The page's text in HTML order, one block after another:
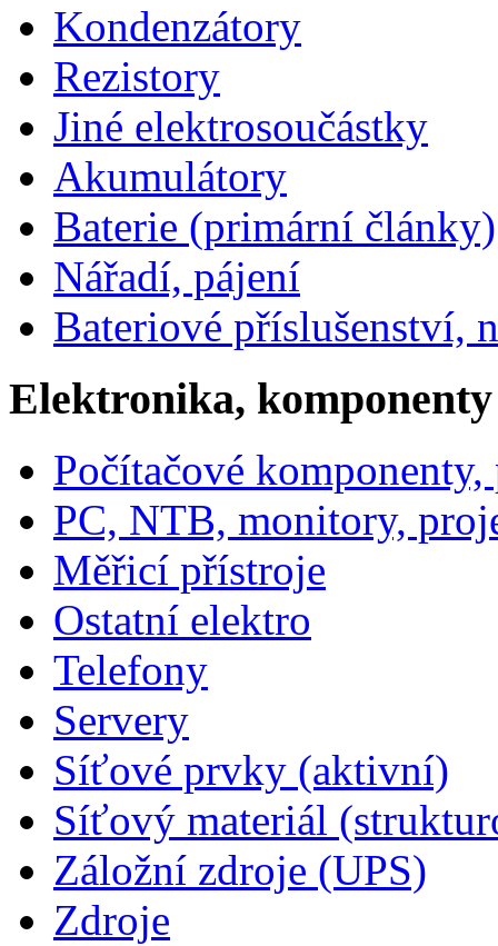
Kondenzátory
Rezistory
Jiné elektrosoučástky
Akumulátory
Baterie (primární články)
Nářadí, pájení
Bateriové příslušenství,
Elektronika, komponenty
Počítačové
PC, NTB, monitory,
Měřicí přístroje
Ostatní elektro
Telefony
Servery
Síťové prvky (aktivní)
Síťový materiál
Záložní zdroje (UPS)
Zdroje